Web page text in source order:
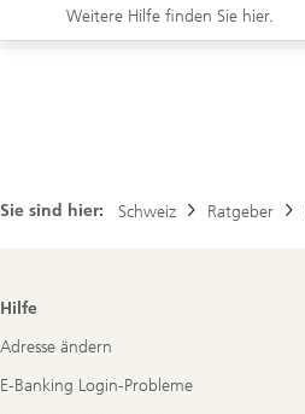
Weitere Hilfe finden Sie hier.
Sie sind hier: Schweiz Ratgeber
Footer
Hilfe
Adresse ändern
E-Banking Login-Probleme